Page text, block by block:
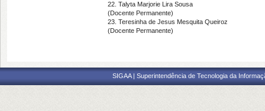
22. Talyta Marjorie Lira Sousa
(Docente Permanente)
23. Teresinha de Jesus Mesquita Queiroz
(Docente Permanente)
SIGAA | Superintendência de Tecnologia da